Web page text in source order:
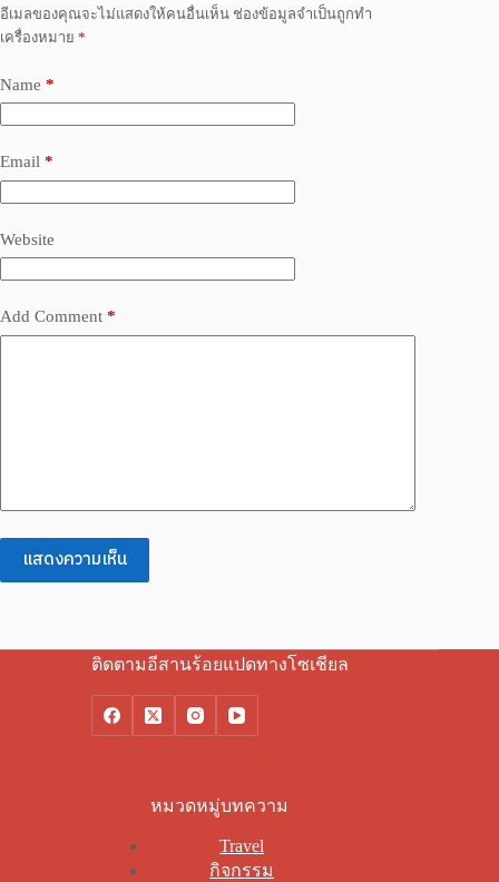
อีเมลของคุณจะไม่แสดงให้คนอื่นเห็น ช่องข้อมูลจำเป็นถูกทำ
เครื่องหมาย *
Name *
Email *
Website
Add Comment *
แสดงความเห็น
ติดตามอีสานร้อยแปดทางโซเชียล
หมวดหมู่บทความ
Travel
กิจกรรม